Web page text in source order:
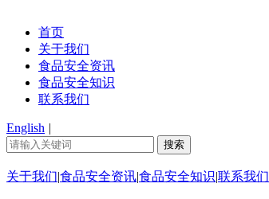
首页
关于我们
食品安全资讯
食品安全知识
联系我们
English |
关于我们|食品安全资讯|食品安全知识|联系我们